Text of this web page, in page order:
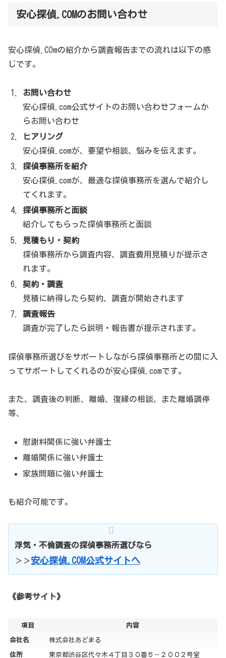
安心探偵.comで紹介させていただいている探偵事務所で
は、浮気・不倫調査だけでなく
企業や社員の信用調査
https://anshintantei.com/
安心探偵.COMのよくある質問
安心探偵.COM
に関して疑問・質問などよくある質問をまと
めました
よくある質問詳細はコチラ
安心探偵.COMのお問い合わせ
安心探偵.COmの紹介から調査報告までの流れは以下の感
じです。
お問い合わせ
安心探偵.com公式サイトのお問い合わせフォームか
らお問い合わせ
ヒアリング
安心探偵.comが、要望や相談、悩みを伝えます。
探偵事務所を紹介
安心探偵.comが、最適な探偵事務所を選んで紹介し
てくれます。
探偵事務所と面談
紹介してもらった探偵事務所と面談
見積もり・契約
探偵事務所から調査内容、調査費用見積りが提示さ
れます。
契約・調査
見積に納得したら契約、調査が開始されます
調査報告
調査が完了したら説明・報告書が提示されます。
探偵事務所選びをサポートしながら探偵事務所との間に入
ってサポートしてくれるのが安心探偵.comです。
また、調査後の判断、離婚、復縁の相談、また離婚調停
等、
慰謝料関係に強い弁護士
離婚関係に強い弁護士
家族問題に強い弁護士
も紹介可能です。
浮気・不倫調査の探偵事務所選びなら
＞＞安心探偵.COM公式サイトへ
《参考サイト》
項目 内容
会社名 株式会社あどまる
住所 東京都渋谷区代々木４丁目３０番５－２００２号室